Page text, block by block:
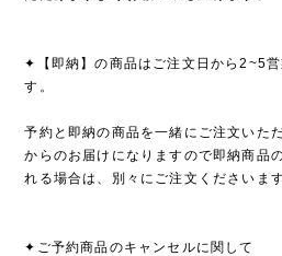
✦【即納】の商品はご注文日から2~5営
す。
予約と即納の商品を一緒にご注文いた
からのお届けになりますので即納商品
れる場合は、別々にご注文くださいま
✦ご予約商品のキャンセルに関して